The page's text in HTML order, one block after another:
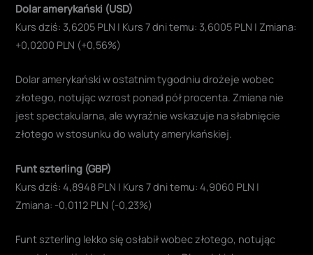
Dolar amerykański (USD)
Kurs dziś: 3,6205 PLN | Kurs 7 dni temu: 3,6005 PLN | Zmiana:
+0,0200 PLN (+0,56%)
Dolar amerykański w ostatnim tygodniu drożeje wobec
złotego, notując wzrost ponad pół procenta. Zmiana nie
jest spectakularna, ale wyraźnie wskazuje na słabnięcie
złotego w stosunku do waluty amerykańskiej.
Funt szterling (GBP)
Kurs dziś: 4,8948 PLN | Kurs 7 dni temu: 4,9060 PLN |
Zmiana: -0,0112 PLN (-0,23%)
Funt szterling lekko się osłabił wobec złotego, notując